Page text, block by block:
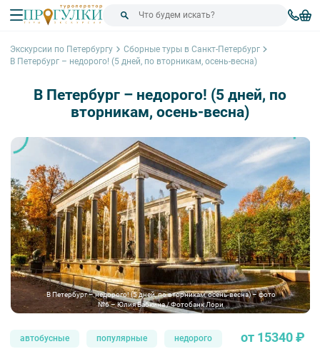
Экскурсии по Петербургу
Сборные туры в Санкт-Петербург
В Петербург – недорого! (5 дней, по вторникам, осень-весна)
В Петербург – недорого! (5 дней, по
вторникам, осень-весна)
В Петербург – недорого! (5 дней, по вторникам, осень-весна) – фото
№6 – Юлия Бабкина / Фотобанк Лори
автобусные популярные недорого от 15340 ₽